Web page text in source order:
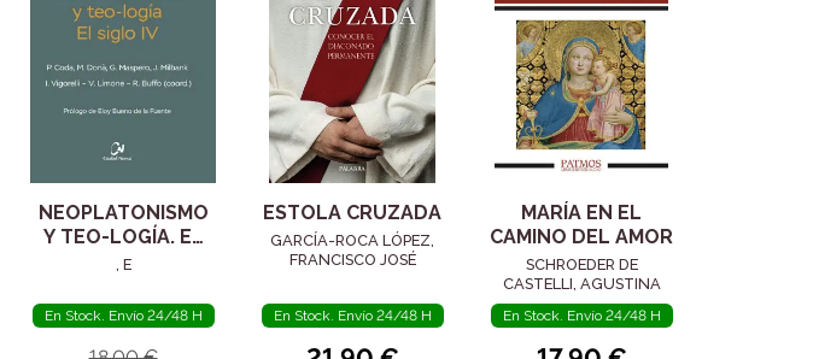
NEOPLATONISMO
Y TEO-LOGÍA. EL
SIGLO IV
, E
En Stock. Envío 24/48 H
ESTOLA CRUZADA
GARCÍA-ROCA LÓPEZ,
FRANCISCO JOSÉ
En Stock. Envío 24/48 H
MARÍA EN EL
CAMINO DEL AMOR
SCHROEDER DE
CASTELLI, AGUSTINA
En Stock. Envío 24/48 H